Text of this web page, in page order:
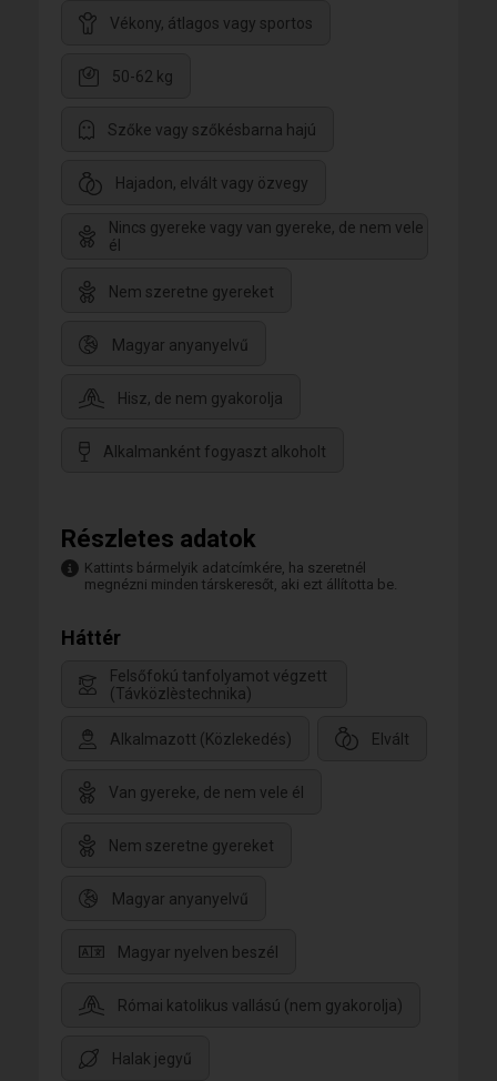
Vékony, átlagos vagy sportos
50-62 kg
Szőke vagy szőkésbarna hajú
Hajadon, elvált vagy özvegy
Nincs gyereke vagy van gyereke, de nem vele
él
Nem szeretne gyereket
Magyar anyanyelvű
Hisz, de nem gyakorolja
Alkalmanként fogyaszt alkoholt
Részletes adatok
Kattints bármelyik adatcímkére, ha szeretnél
megnézni minden társkeresőt, aki ezt állította be.
Háttér
Felsőfokú tanfolyamot végzett
(Távközlèstechnika)
Alkalmazott (Közlekedés) Elvált
Van gyereke, de nem vele él
Nem szeretne gyereket
Magyar anyanyelvű
Magyar nyelven beszél
Római katolikus vallású (nem gyakorolja)
Halak jegyű